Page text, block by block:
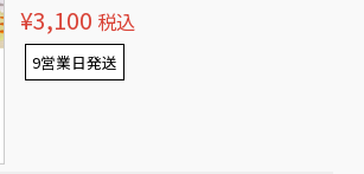
¥3,100 税込
9営業日発送